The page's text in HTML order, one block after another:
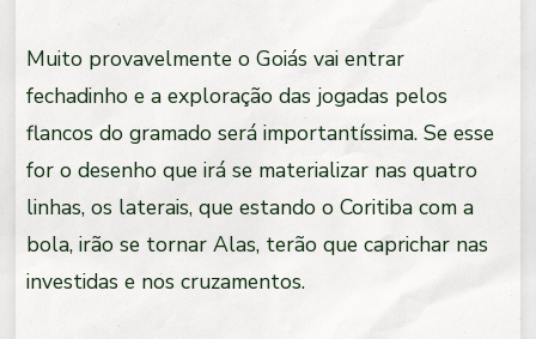
Muito provavelmente o Goiás vai entrar
fechadinho e a exploração das jogadas pelos
flancos do gramado será importantíssima. Se esse
for o desenho que irá se materializar nas quatro
linhas, os laterais, que estando o Coritiba com a
bola, irão se tornar Alas, terão que caprichar nas
investidas e nos cruzamentos.